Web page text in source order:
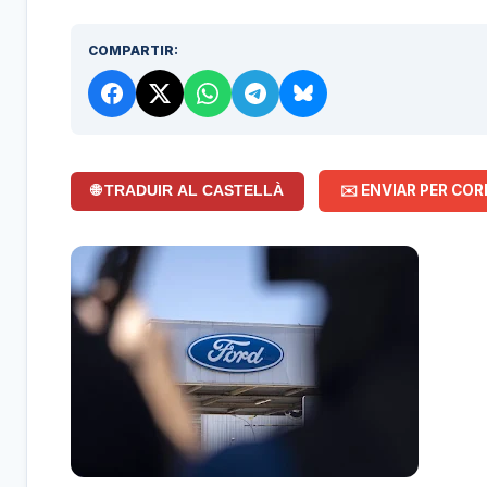
COMPARTIR:
🌐 TRADUIR AL CASTELLÀ ✉️ ENVIAR PER